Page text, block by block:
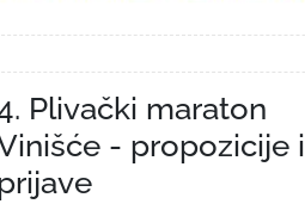
Plivački maraton
- propozicije i